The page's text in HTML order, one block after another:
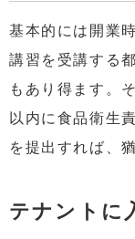
基本的には開業
講習を受講する
もあり得ます。
以内に食品衛生
を提出すれば、
テナントに